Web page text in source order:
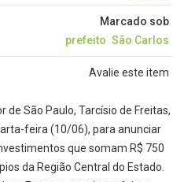
Marcado sob
prefeito São Carlos
Avalie este item
de São Paulo, Tarcísio de Freitas,
feira (10/06), para anunciar
que somam R$ 750
da Região Central do Estado.